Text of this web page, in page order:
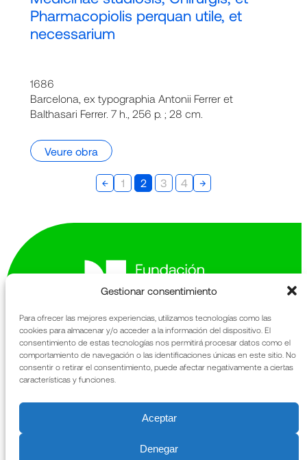
Gestionar consentimiento
Para ofrecer las mejores experiencias, utilizamos tecnologías como las
cookies para almacenar y/o acceder a la información del dispositivo. El
consentimiento de estas tecnologías nos permitirá procesar datos como el
comportamiento de navegación o las identificaciones únicas en este sitio. No
consentir o retirar el consentimiento, puede afectar negativamente a ciertas
características y funciones.
Aceptar
Denegar
Pharmacopiolis perquan utile, et
necessarium
1686
Barcelona, ex typographia Antonii Ferrer et
Balthasari Ferrer. 7 h., 256 p. ; 28 cm.
Veure obra
← 1 2 3 4 →
Avinguda de la Generalitat 163-167
Sant Cugat del Vallès
08174 Barcelona